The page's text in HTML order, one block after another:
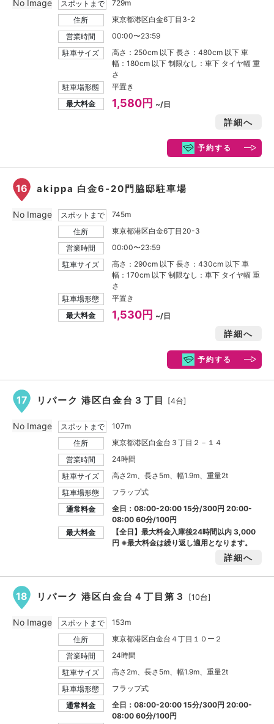
スポットまで
729m
住所
東京都港区白金6丁目3-2
営業時間
00:00〜23:59
駐車サイズ
高さ：250cm 以下 長さ：480cm 以下 車
幅：180cm 以下 制限なし：車下 タイヤ幅 重
さ
駐車場形態
平置き
最大料金
1,580円 ~/日
詳細へ
予約する
No Image
16 akippa 白金6-20門脇邸駐車場
スポットまで
745m
住所
東京都港区白金6丁目20-3
営業時間
00:00〜23:59
駐車サイズ
高さ：290cm 以下 長さ：430cm 以下 車
幅：170cm 以下 制限なし：車下 タイヤ幅 重
さ
駐車場形態
平置き
最大料金
1,530円 ~/日
詳細へ
予約する
No Image
17 リパーク 港区白金台３丁目 [4台]
スポットまで
107m
住所
東京都港区白金台３丁目２－１４
営業時間
24時間
駐車サイズ
高さ2m、長さ5m、幅1.9m、重量2t
駐車場形態
フラップ式
通常料金
全日：08:00-20:00 15分/300円 20:00-
08:00 60分/100円
最大料金
【全日】最大料金入庫後24時間以内3,000
円 ※最大料金は繰り返し適用となります。
詳細へ
No Image
18 リパーク 港区白金台４丁目第３ [10台]
スポットまで
153m
住所
東京都港区白金台４丁目１０ー２
営業時間
24時間
駐車サイズ
高さ2m、長さ5m、幅1.9m、重量2t
駐車場形態
フラップ式
通常料金
全日：08:00-20:00 15分/300円 20:00-
08:00 60分/100円
No Image